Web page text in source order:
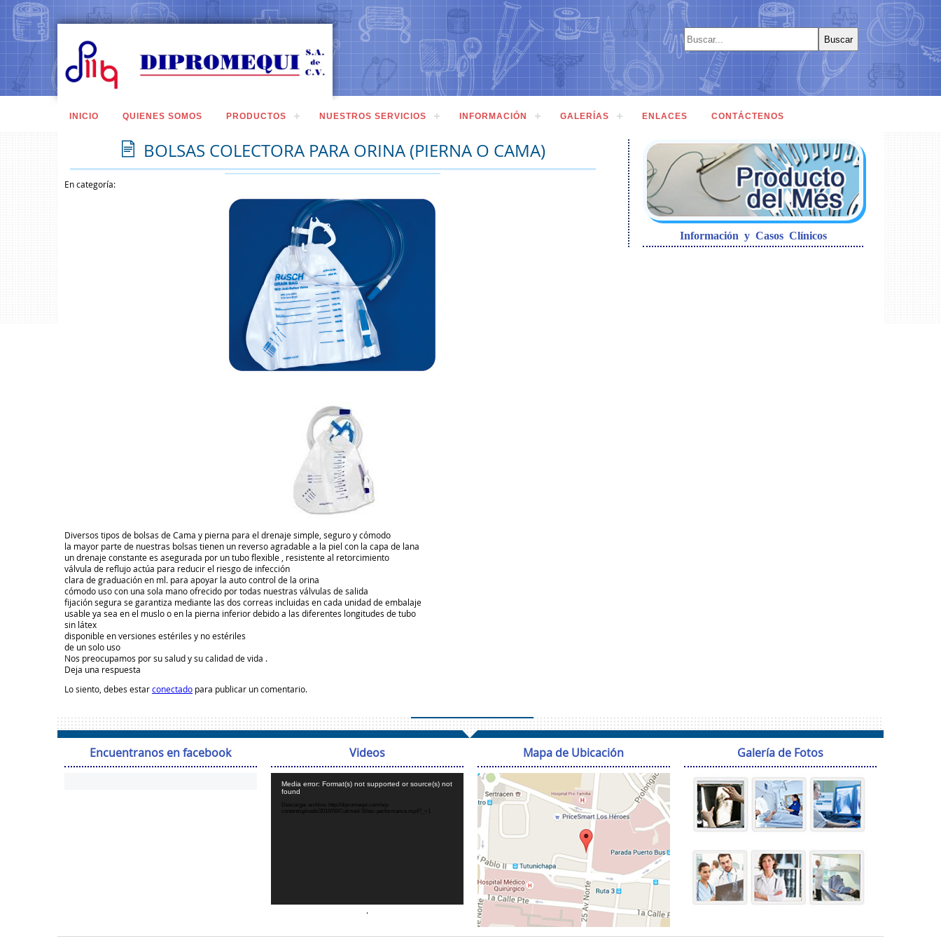
INICIO QUIENES SOMOS PRODUCTOS NUESTROS SERVICIOS INFORMACIÓN GALERÍAS ENLACES CONTÁCTENOS
BOLSAS COLECTORA PARA ORINA (PIERNA O CAMA)
En categoría:
Diversos tipos de bolsas de Cama y pierna para el drenaje simple, seguro y cómodo
la mayor parte de nuestras bolsas tienen un reverso agradable a la piel con la capa de lana
un drenaje constante es asegurada por un tubo flexible , resistente al retorcimiento
válvula de reflujo actúa para reducir el riesgo de infección
clara de graduación en ml. para apoyar la auto control de la orina
cómodo uso con una sola mano ofrecido por todas nuestras válvulas de salida
fijación segura se garantiza mediante las dos correas incluidas en cada unidad de embalaje
usable ya sea en el muslo o en la pierna inferior debido a las diferentes longitudes de tubo
sin látex
disponible en versiones estériles y no estériles
de un solo uso
Nos preocupamos por su salud y su calidad de vida .
Deja una respuesta
Lo siento, debes estarconectado para publicar un comentario.
Información y Casos Clínicos
Encuentranos en facebook Videos
de
Media error: Format(s) not supported or source(s) not
found
Descargar archivo: http://dipromequi.com/wp-
content/uploads/2016/06/Cutimed-Siltec-performance.mp4?_=1
.
Mapa de Ubicación Galería de Fotos